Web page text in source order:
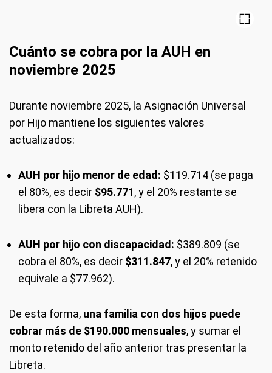
Cuánto se cobra por la AUH en
noviembre 2025
Durante noviembre 2025, la Asignación Universal
por Hijo mantiene los siguientes valores
actualizados:
AUH por hijo menor de edad: $119.714 (se paga
el 80%, es decir $95.771, y el 20% restante se
libera con la Libreta AUH).
AUH por hijo con discapacidad: $389.809 (se
cobra el 80%, es decir $311.847, y el 20% retenido
equivale a $77.962).
De esta forma, una familia con dos hijos puede
cobrar más de $190.000 mensuales, y sumar el
monto retenido del año anterior tras presentar la
Libreta.